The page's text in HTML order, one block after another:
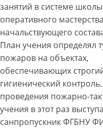
занятий в системе школы
оперативного мастерства
начальствующего
План учения определял
пожаров на объектах,
обеспечивающих
гигиенический
проведения пожарно-
учения в этот раз
санпропускник ФГБНУ